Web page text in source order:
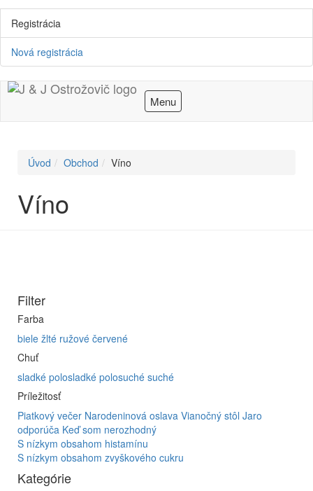
Registrácia
Nová registrácia
Menu
Úvod Obchod Víno
Víno
Filter
Farba
biele žlté ružové červené
Chuť
sladké polosladké polosuché suché
Príležitosť
Piatkový večer Narodeninová oslava Vianočný stôl Jaro
odporúča Keď som nerozhodný
S nízkym obsahom histamínu
S nízkym obsahom zvyškového cukru
Kategórie